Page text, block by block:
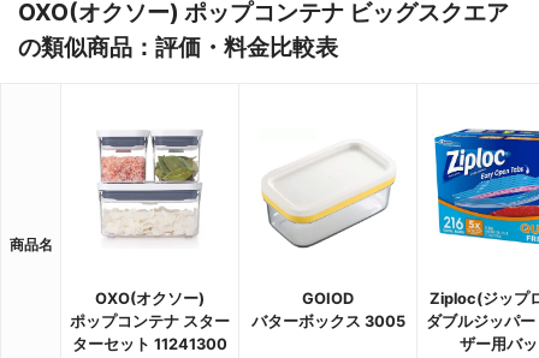
OXO(オクソー) ポップコンテナ ビッグスクエア
の類似商品：評価・料金比較表
商品名
OXO(オクソー)
ポップコンテナ スター
ターセット 11241300
GOIOD
バターボックス 3005
Ziploc(ジップ
ダブルジッパー
ザー用バ